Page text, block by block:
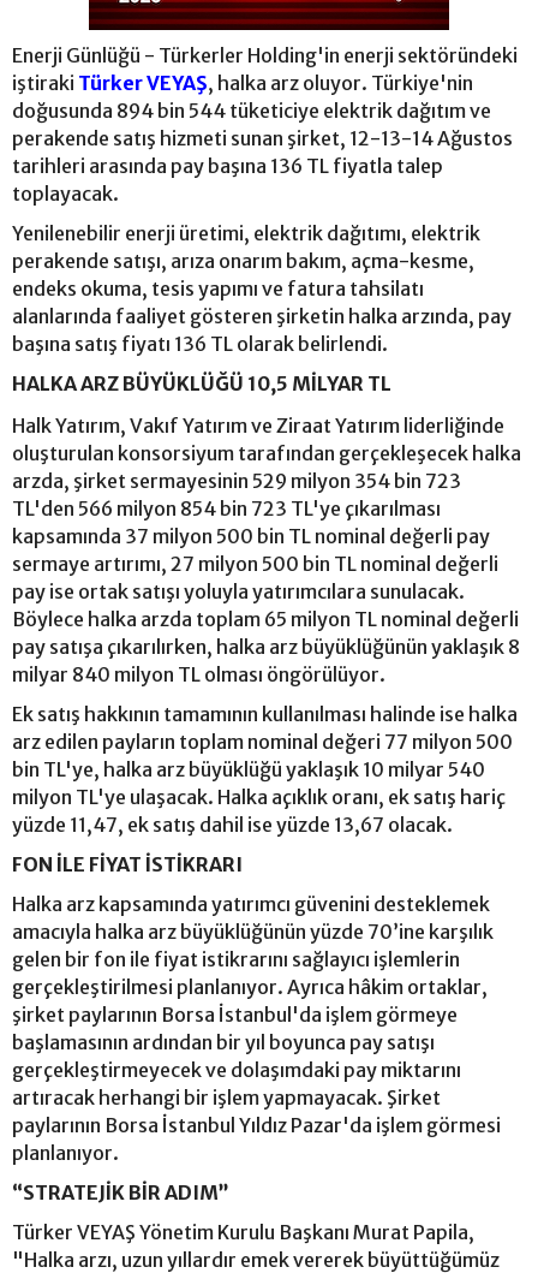
Enerji Günlüğü - Türkerler Holding'in enerji sektöründeki
iştiraki Türker VEYAŞ, halka arz oluyor. Türkiye'nin
doğusunda 894 bin 544 tüketiciye elektrik dağıtım ve
perakende satış hizmeti sunan şirket, 12-13-14 Ağustos
tarihleri arasında pay başına 136 TL fiyatla talep
toplayacak.
Yenilenebilir enerji üretimi, elektrik dağıtımı, elektrik
perakende satışı, arıza onarım bakım, açma-kesme,
endeks okuma, tesis yapımı ve fatura tahsilatı
alanlarında faaliyet gösteren şirketin halka arzında, pay
başına satış fiyatı 136 TL olarak belirlendi.
HALKA ARZ BÜYÜKLÜĞÜ 10,5 MİLYAR TL
Halk Yatırım, Vakıf Yatırım ve Ziraat Yatırım liderliğinde
oluşturulan konsorsiyum tarafından gerçekleşecek halka
arzda, şirket sermayesinin 529 milyon 354 bin 723
TL'den 566 milyon 854 bin 723 TL'ye çıkarılması
kapsamında 37 milyon 500 bin TL nominal değerli pay
sermaye artırımı, 27 milyon 500 bin TL nominal değerli
pay ise ortak satışı yoluyla yatırımcılara sunulacak.
Böylece halka arzda toplam 65 milyon TL nominal değerli
pay satışa çıkarılırken, halka arz büyüklüğünün yaklaşık 8
milyar 840 milyon TL olması öngörülüyor.
Ek satış hakkının tamamının kullanılması halinde ise halka
arz edilen payların toplam nominal değeri 77 milyon 500
bin TL'ye, halka arz büyüklüğü yaklaşık 10 milyar 540
milyon TL'ye ulaşacak. Halka açıklık oranı, ek satış hariç
yüzde 11,47, ek satış dahil ise yüzde 13,67 olacak.
FON İLE FİYAT İSTİKRARI
Halka arz kapsamında yatırımcı güvenini desteklemek
amacıyla halka arz büyüklüğünün yüzde 70’ine karşılık
gelen bir fon ile fiyat istikrarını sağlayıcı işlemlerin
gerçekleştirilmesi planlanıyor. Ayrıca hâkim ortaklar,
şirket paylarının Borsa İstanbul'da işlem görmeye
başlamasının ardından bir yıl boyunca pay satışı
gerçekleştirmeyecek ve dolaşımdaki pay miktarını
artıracak herhangi bir işlem yapmayacak. Şirket
paylarının Borsa İstanbul Yıldız Pazar'da işlem görmesi
planlanıyor.
“STRATEJİK BİR ADIM”
Türker VEYAŞ Yönetim Kurulu Başkanı Murat Papila,
"Halka arzı, uzun yıllardır emek vererek büyüttüğümüz